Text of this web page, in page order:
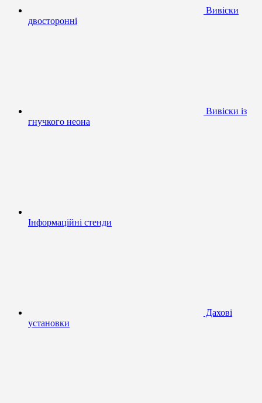
Вивіски
двосторонні
Вивіски із
гнучкого неона
Інформаційні стенди
Дахові
установки